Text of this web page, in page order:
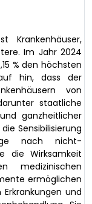
Krankenhäuser,
Im Jahr 2024
% den höchsten
hin, dass der
von
staatliche
ganzheitlicher
Sensibilisierung
nach nicht-
die Wirksamkeit
medizinischen
ermöglichen
und